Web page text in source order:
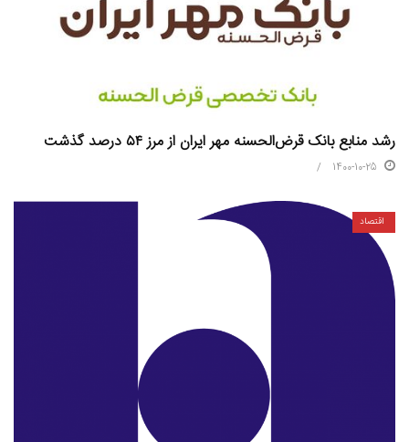
رشد منابع بانک قرض‌الحسنه مهر ایران از مرز ۵۴ درصد گذشت
1400-10-25
اقتصاد